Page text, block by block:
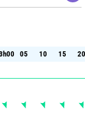
05 10 15 20
05 10 15 20